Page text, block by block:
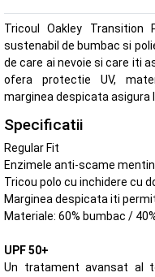
Tricoul Oakley
sustenabil de bumbac si
de care ai nevoie si care iti
ofera protectie UV,
marginea despicata asigura
Specificatii
Regular Fit
Enzimele anti-scame
Tricou polo cu inchidere cu
Marginea despicata iti
Materiale: 60% bumbac /
UPF 50+
Un tratament avansat al